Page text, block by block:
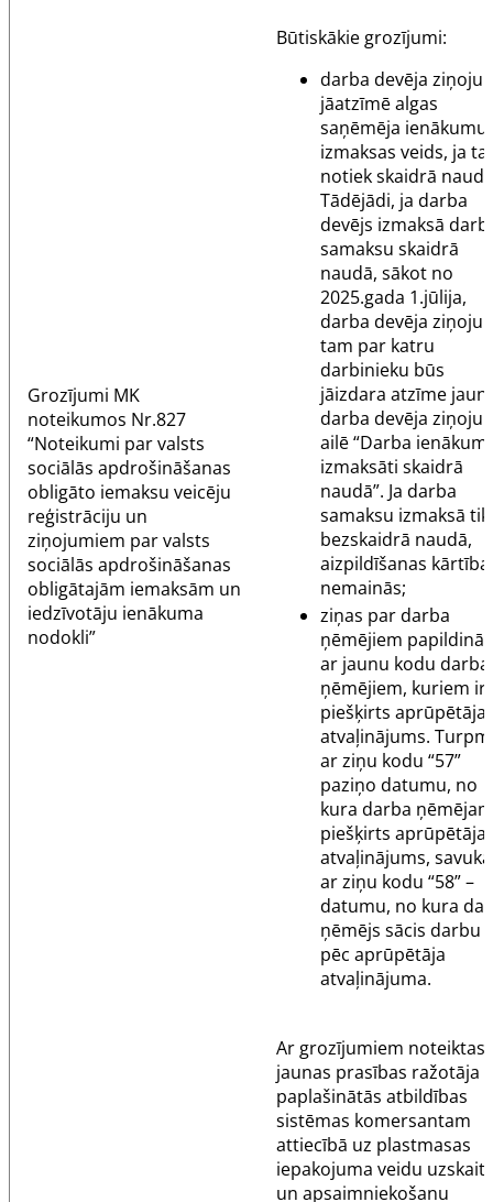
Grozījumi MK
noteikumos Nr.827
“Noteikumi par valsts
sociālās apdrošināšanas
obligāto iemaksu veicēju
reģistrāciju un
ziņojumiem par valsts
sociālās apdrošināšanas
obligātajām iemaksām un
iedzīvotāju ienākuma
nodokli”
Būtiskākie grozījumi:
darba devēja
jāatzīmē algas
saņēmēja ienākumu
izmaksas veids, ja
notiek skaidrā
Tādējādi, ja darba
devējs izmaksā
samaksu skaidrā
naudā, sākot no
2025.gada 1.jūlija,
darba devēja
tam par katru
darbinieku būs
jāizdara atzīme
darba devēja
ailē “Darba ienākumi
izmaksāti skaidrā
naudā”. Ja darba
samaksu izmaksā
bezskaidrā naudā,
aizpildīšanas kārtība
nemainās;
ziņas par darba
ņēmējiem
ar jaunu kodu darba
ņēmējiem, kuriem ir
piešķirts aprūpētāja
atvaļinājums.
ar ziņu kodu “57”
paziņo datumu, no
kura darba
piešķirts aprūpētāja
atvaļinājums,
ar ziņu kodu “58” –
datumu, no kura
ņēmējs sācis darbu
pēc aprūpētāja
atvaļinājuma.
Ar grozījumiem noteiktas
jaunas prasības ražotāja
paplašinātās atbildības
sistēmas komersantam
attiecībā uz plastmasas
iepakojuma veidu uzskaiti
un apsaimniekošanu